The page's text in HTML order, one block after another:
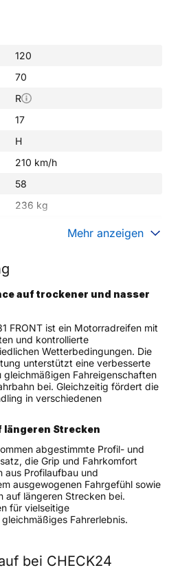
120
70
R
17
H
210 km/h
58
236 kg
Sommerreifen
Front
Sport Touring
TL
Neureifen
Nein
M/C
Nein
(GPSR)
13/15 00128 Rome Italien,
Mehr anzeigen
auf trockener und nasser
FRONT ist ein Motorradreifen mit
und kontrollierte
Wetterbedingungen. Die
unterstützt eine verbesserte
Fahreigenschaften
bei. Gleichzeitig fördert die
in verschiedenen
längeren Strecken
abgestimmte Profil- und
die Grip und Fahrkomfort
aus Profilaufbau und
ausgewogenen Fahrgefühl sowie
auf längeren Strecken bei.
für vielseitige
Fahrerlebnis.
bei CHECK24